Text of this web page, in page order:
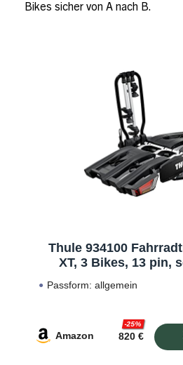
Bikes sicher von A nach B.
Thule 934100
XT, 3 Bikes, 13 pin,
Passform: allgemein
Amazon 820 €
-25%